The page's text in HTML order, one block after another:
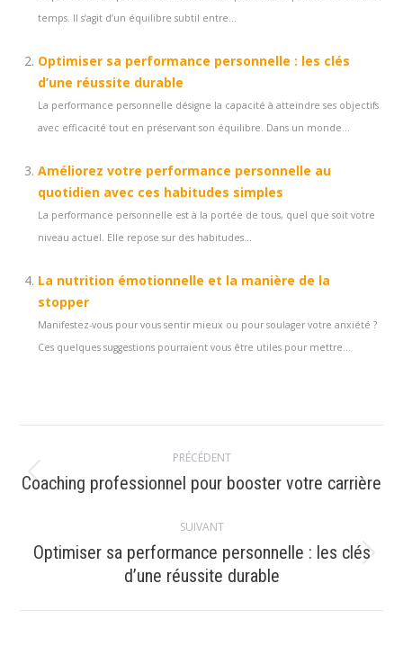
temps. Il s’agit d’un équilibre subtil entre...
Optimiser sa performance personnelle : les clés
d’une réussite durable
La performance personnelle désigne la capacité à atteindre ses objectifs
avec efficacité tout en préservant son équilibre. Dans un monde...
Améliorez votre performance personnelle au
quotidien avec ces habitudes simples
La performance personnelle est à la portée de tous, quel que soit votre
niveau actuel. Elle repose sur des habitudes...
La nutrition émotionnelle et la manière de la
stopper
Manifestez-vous pour vous sentir mieux ou pour soulager votre anxiété ?
Ces quelques suggestions pourraient vous être utiles pour mettre...
article
PRÉCÉDENT
Article
:
Coaching professionnel pour booster votre carrière
SUIVANT
Article
suivant
Optimiser sa performance personnelle : les clés
d’une réussite durable